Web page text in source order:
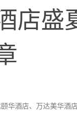
店盛
酒店、万达美华酒